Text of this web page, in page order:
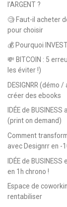
l’ARGENT ?
🧐 Faut-il acheter
pour choisir
💰 Pourquoi
💸 BITCOIN : 5
les éviter !)
DESIGNRR (démo
créer des ebooks
IDÉE de
(print on demand)
Comment
avec Designrr en -
IDÉE de
en 1h chrono !
Espace de
rentabiliser